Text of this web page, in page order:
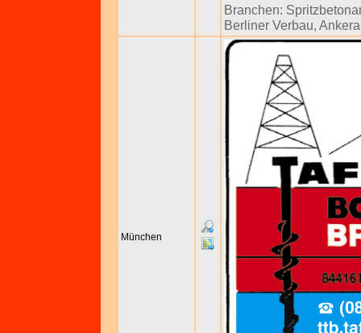
Branchen:
Berliner Verbau,
München